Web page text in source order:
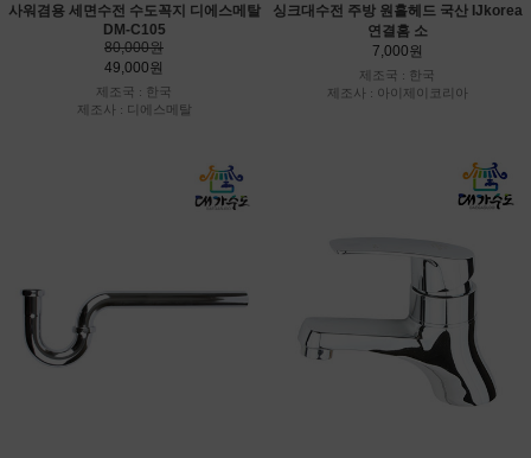
사워겸용 세면수전 수도꼭지 디에스메탈
DM-C105
80,000원
49,000원
제조국 : 한국
제조사 : 디에스메탈
싱크대수전 주방 원홀헤드 국산 IJkorea
연결홈 소
7,000원
제조국 : 한국
제조사 : 아이제이코리아